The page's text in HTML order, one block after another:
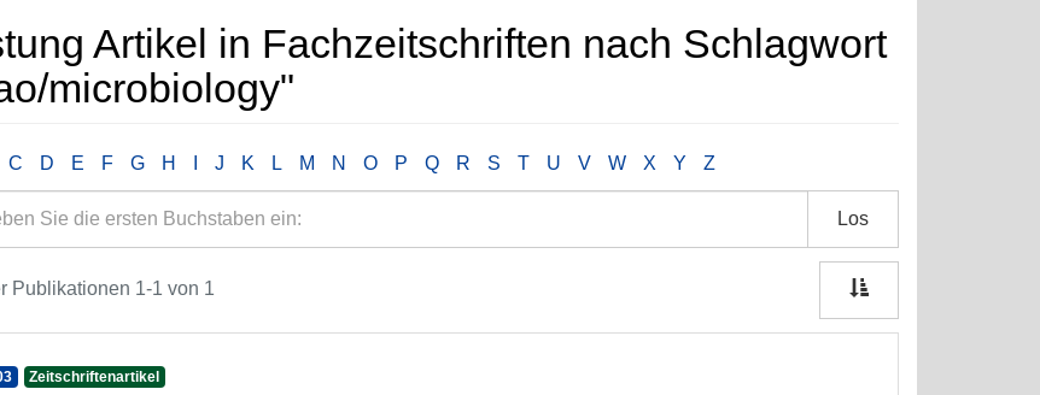
Artikel in Fachzeitschriften nach Schlagwort
microbiology"
C D E F G H J K L M N O P Q R S T U V W X Y Z
Los
Publikationen 1-1 von 1
Zeitschriftenartikel